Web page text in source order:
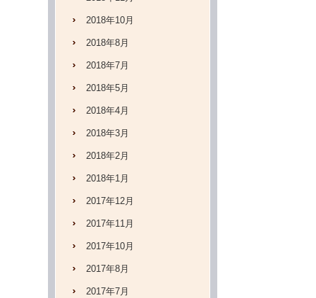
2018年10月
2018年8月
2018年7月
2018年5月
2018年4月
2018年3月
2018年2月
2018年1月
2017年12月
2017年11月
2017年10月
2017年8月
2017年7月